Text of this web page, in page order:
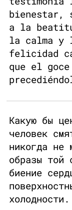
bienestar,
a la
la calma y
felicidad
que el
Какую бы
человек
никогда не
образы той
биение
холодности.